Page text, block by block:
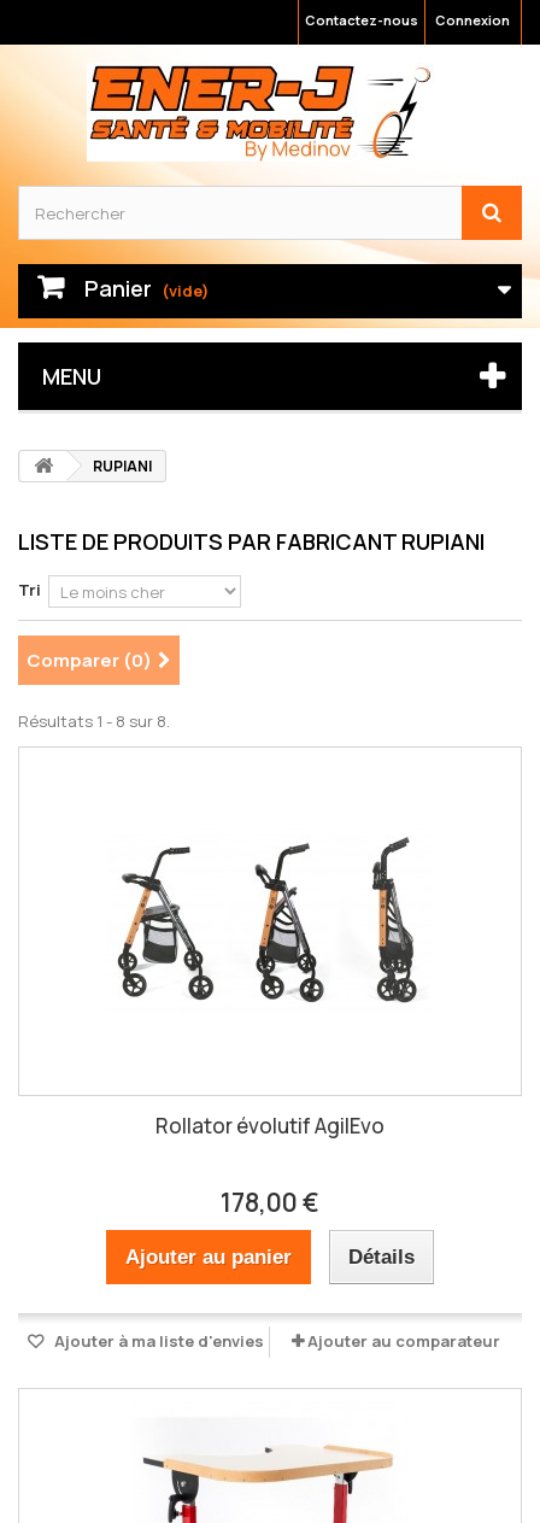
Connexion
Contactez-nous
Panier (vide)
MENU
RUPIANI
LISTE DE PRODUITS PAR FABRICANT RUPIANI
Tri
Comparer (0)
Résultats 1 - 8 sur 8.
Rollator évolutif AgilEvo
178,00 €
Ajouter au panier Détails
Ajouter à ma liste d'envies Ajouter au comparateur